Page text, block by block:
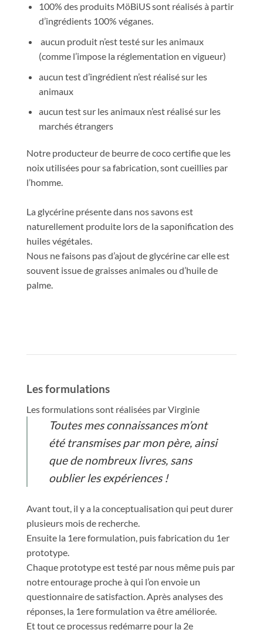
100% des produits MöBiUS sont réalisés à partir
d’ingrédients 100% véganes.
aucun produit n’est testé sur les animaux
(comme l’impose la réglementation en vigueur)
aucun test d’ingrédient n’est réalisé sur les
animaux
aucun test sur les animaux n’est réalisé sur les
marchés étrangers
Notre producteur de beurre de coco certifie que les
noix utilisées pour sa fabrication, sont cueillies par
l’homme.
La glycérine présente dans nos savons est
naturellement produite lors de la saponification des
huiles végétales.
Nous ne faisons pas d’ajout de glycérine car elle est
souvent issue de graisses animales ou d’huile de
palme.
Les formulations
Les formulations sont réalisées par Virginie
Toutes mes connaissances m’ont
été transmises par mon père, ainsi
que de nombreux livres, sans
oublier les expériences !
Avant tout, il y a la conceptualisation qui peut durer
plusieurs mois de recherche.
Ensuite la 1ere formulation, puis fabrication du 1er
prototype.
Chaque prototype est testé par nous même puis par
notre entourage proche à qui l’on envoie un
questionnaire de satisfaction. Après analyses des
réponses, la 1ere formulation va être améliorée.
Et tout ce processus redémarre pour la 2e